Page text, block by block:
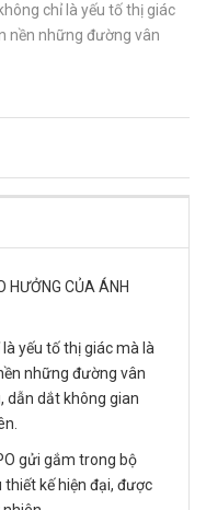
chỉ là yếu tố thị giác
nền những đường vân
HƯỞNG CỦA ÁNH
yếu tố thị giác mà là
những đường vân
dẫn dắt không gian
gửi gắm trong bộ
kế hiện đại, được